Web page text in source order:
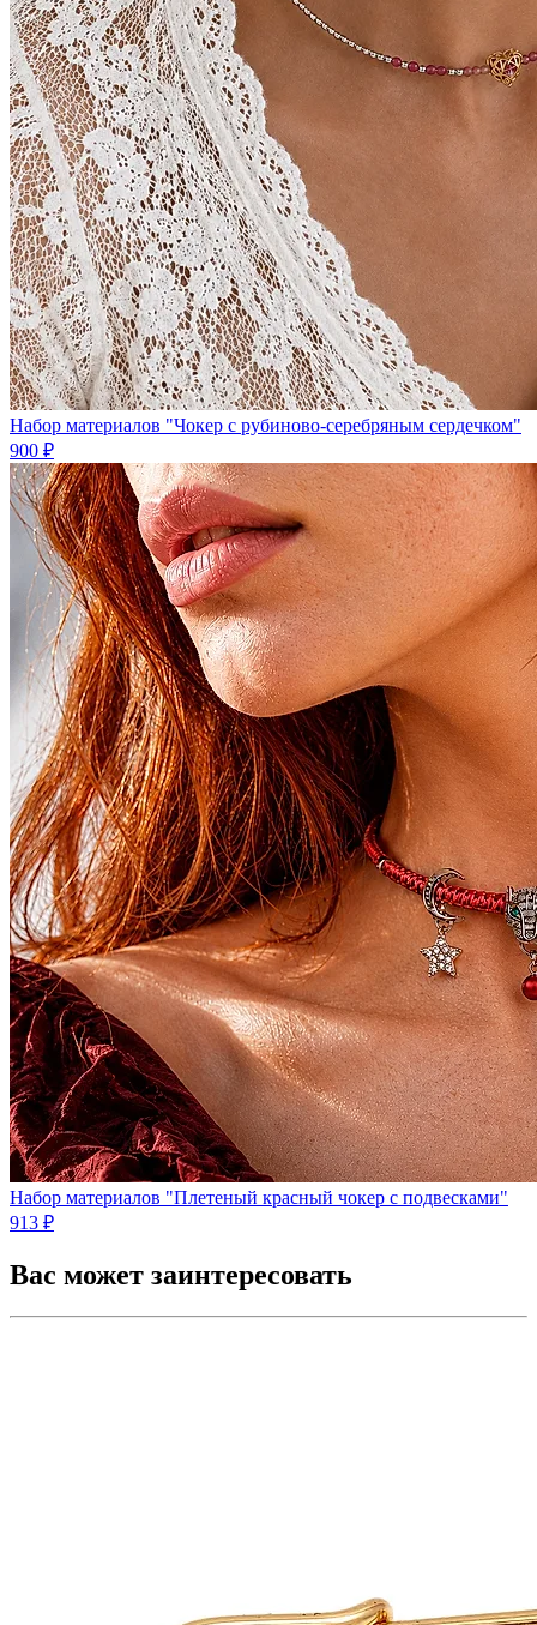
Набор материалов "Чокер с рубиново-серебряным сердечком"
900 ₽
Набор материалов "Плетеный красный чокер с подвесками"
913 ₽
Вас может заинтересовать